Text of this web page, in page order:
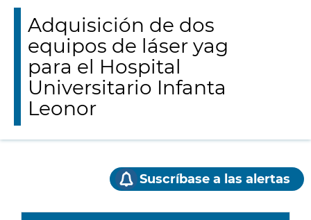
Adquisición de dos
equipos de láser yag
para el Hospital
Universitario Infanta
Leonor
Suscríbase a las alertas